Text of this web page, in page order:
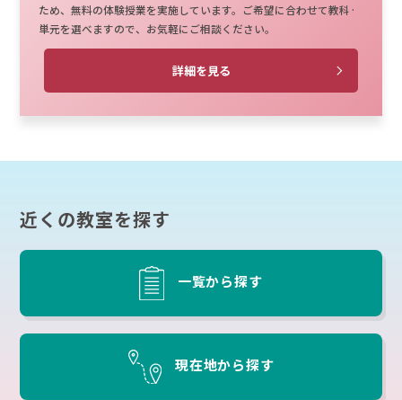
ため、無料の体験授業を実施しています。ご希望に合わせて教科·
単元を選べますので、お気軽にご相談ください。
詳細を見る
近くの教室を探す
一覧から探す
現在地から探す